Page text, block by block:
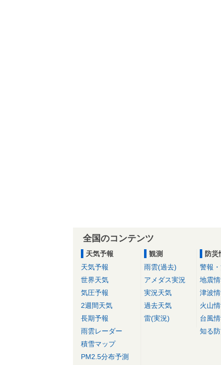
全国のコンテンツ
天気予報
天気予報
世界天気
気圧予報
2週間天気
長期予報
雨雲レーダー
積雪マップ
PM2.5分布予測
観測
雨雲(過去)
アメダス実況
実況天気
過去天気
雷(実況)
防災
警報
地震
津波
火山
台風
知る